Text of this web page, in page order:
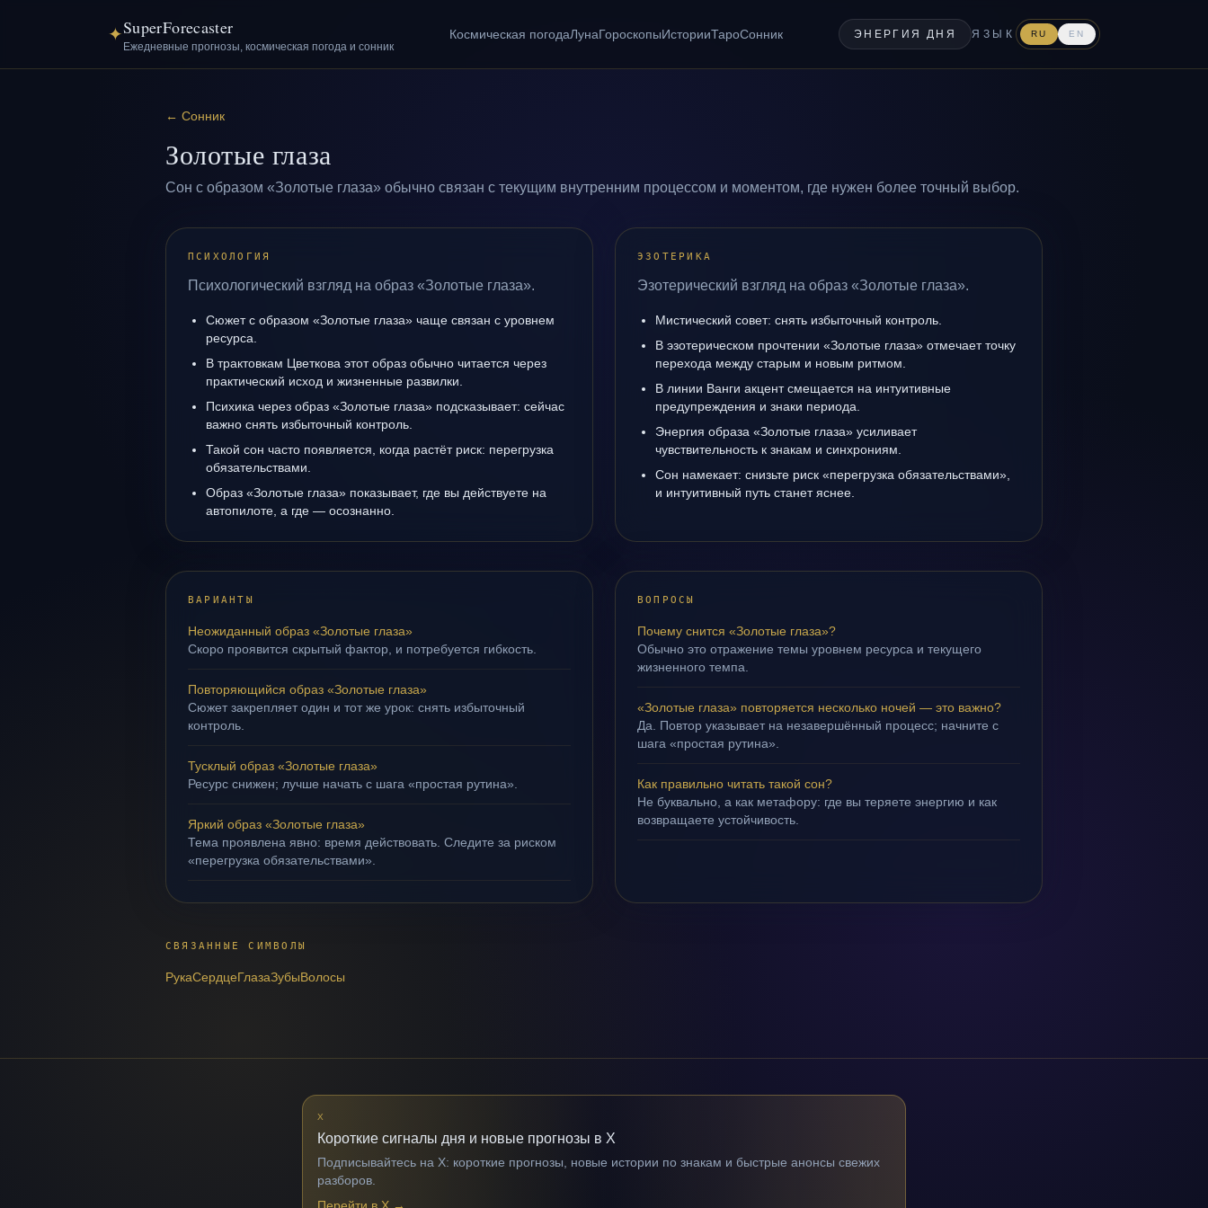
✦SuperForecaster
Ежедневные прогнозы, космическая погода и сонник
Космическая погодаЛунаГороскопыИсторииТароСонник ЭНЕРГИЯ ДНЯ ЯЗЫК RU EN
← Сонник
Золотые глаза
Сон с образом «Золотые глаза» обычно связан с текущим внутренним процессом и моментом, где нужен более точный выбор.
ПСИХОЛОГИЯ
Психологический взгляд на образ «Золотые глаза».
Сюжет с образом «Золотые глаза» чаще связан с уровнем
ресурса.
В трактовкам Цветкова этот образ обычно читается через
практический исход и жизненные развилки.
Психика через образ «Золотые глаза» подсказывает: сейчас
важно снять избыточный контроль.
Такой сон часто появляется, когда растёт риск: перегрузка
обязательствами.
Образ «Золотые глаза» показывает, где вы действуете на
автопилоте, а где — осознанно.
ЭЗОТЕРИКА
Эзотерический взгляд на образ «Золотые глаза».
Мистический совет: снять избыточный контроль.
В эзотерическом прочтении «Золотые глаза» отмечает точку
перехода между старым и новым ритмом.
В линии Ванги акцент смещается на интуитивные
предупреждения и знаки периода.
Энергия образа «Золотые глаза» усиливает
чувствительность к знакам и синхрониям.
Сон намекает: снизьте риск «перегрузка обязательствами»,
и интуитивный путь станет яснее.
ВАРИАНТЫ
Неожиданный образ «Золотые глаза»
Скоро проявится скрытый фактор, и потребуется гибкость.
Повторяющийся образ «Золотые глаза»
Сюжет закрепляет один и тот же урок: снять избыточный
контроль.
Тусклый образ «Золотые глаза»
Ресурс снижен; лучше начать с шага «простая рутина».
Яркий образ «Золотые глаза»
Тема проявлена явно: время действовать. Следите за риском
«перегрузка обязательствами».
ВОПРОСЫ
Почему снится «Золотые глаза»?
Обычно это отражение темы уровнем ресурса и текущего
жизненного темпа.
«Золотые глаза» повторяется несколько ночей — это важно?
Да. Повтор указывает на незавершённый процесс; начните с
шага «простая рутина».
Как правильно читать такой сон?
Не буквально, а как метафору: где вы теряете энергию и как
возвращаете устойчивость.
СВЯЗАННЫЕ СИМВОЛЫ
РукаСердцеГлазаЗубыВолосы
X
Короткие сигналы дня и новые прогнозы в X
Подписывайтесь на X: короткие прогнозы, новые истории по знакам и быстрые анонсы свежих
разборов.